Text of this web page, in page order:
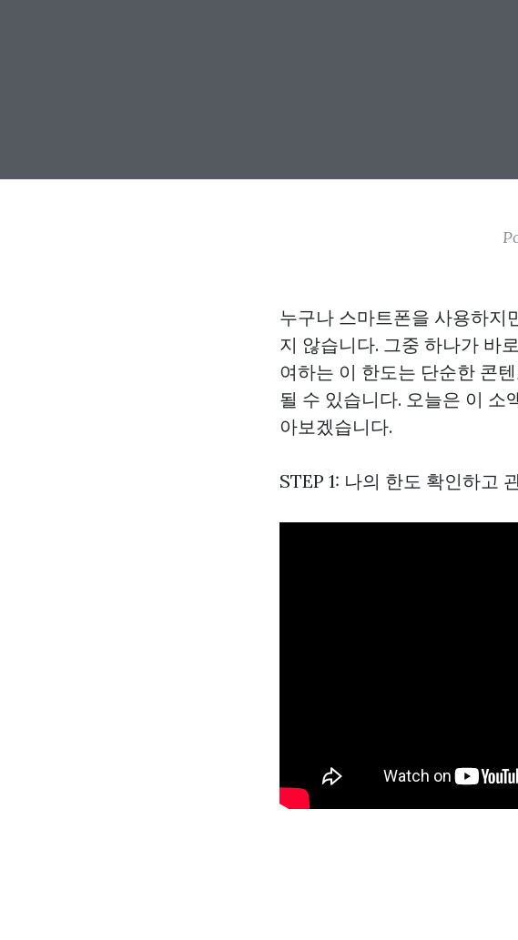
누구나 스마트폰을 사용하지
지 않습니다. 그중 하나가 바
여하는 이 한도는 단순한 콘
될 수 있습니다. 오늘은 이 소
아보겠습니다.
STEP 1: 나의 한도 확인하고